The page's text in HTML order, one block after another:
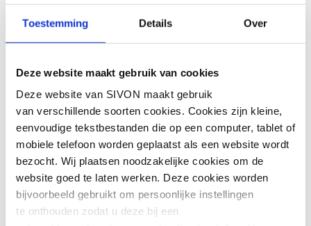
Toestemming Details Over
Deze website maakt gebruik van cookies
Deze website van SIVON maakt gebruik
van verschillende soorten cookies. Cookies zijn kleine,
eenvoudige tekstbestanden die op een computer, tablet of
mobiele telefoon worden geplaatst als een website wordt
bezocht. Wij plaatsen noodzakelijke cookies om de
website goed te laten werken. Deze cookies worden
bijvoorbeeld gebruikt om persoonlijke instellingen
te onthouden zodat u deze bij een
Verkenning inkoop
ELO’s